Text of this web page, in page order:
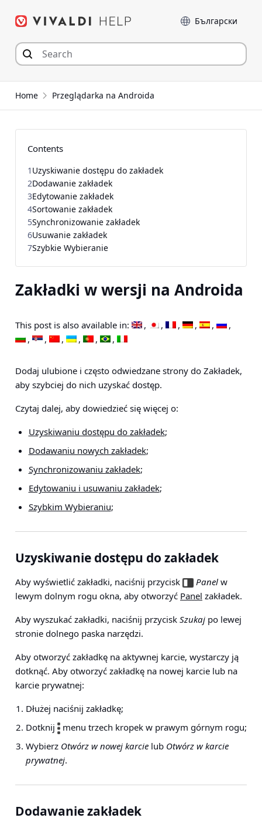
Język
Home Przeglądarka na Androida
Zakładki w wersji na Androida
This post is also available in:
Dodaj ulubione i często odwiedzane strony do Zakładek,
aby szybciej do nich uzyskać dostęp.
Czytaj dalej, aby dowiedzieć się więcej o:
Uzyskiwaniu dostępu do zakładek;
Dodawaniu nowych zakładek;
Synchronizowaniu zakładek;
Edytowaniu i usuwaniu zakładek;
Szybkim Wybieraniu;
Uzyskiwanie dostępu do zakładek
Aby wyświetlić zakładki, naciśnij przycisk Panel w
lewym dolnym rogu okna, aby otworzyć Panel zakładek.
Aby wyszukać zakładki, naciśnij przycisk Szukaj po lewej
stronie dolnego paska narzędzi.
Aby otworzyć zakładkę na aktywnej karcie, wystarczy ją
dotknąć. Aby otworzyć zakładkę na nowej karcie lub na
karcie prywatnej:
Dłużej naciśnij zakładkę;
Dotknij
menu trzech kropek w prawym górnym rogu;
Wybierz Otwórz w nowej karcie lub Otwórz w karcie
prywatnej.
Dodawanie zakładek
Contents
1 Uzyskiwanie dostępu do zakładek
2Dodawanie zakładek
3Edytowanie zakładek
4Sortowanie zakładek
5Synchronizowanie zakładek
6Usuwanie zakładek
7Szybkie Wybieranie